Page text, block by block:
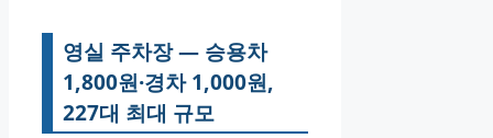
영실 주차장 — 승용차
1,800원·경차 1,000원,
227대 최대 규모